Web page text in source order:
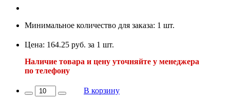
Минимальное количество для заказа: 1 шт.
Цена: 164.25 руб. за 1 шт.
Наличие товара и цену уточняйте у менеджера
по телефону
В корзину